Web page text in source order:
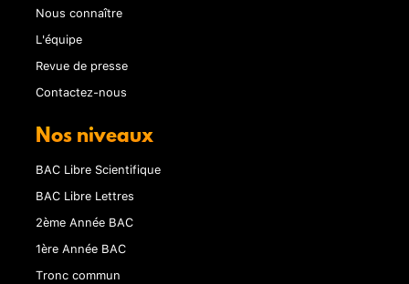
Nous connaître
L'équipe
Revue de presse
Contactez-nous
Nos niveaux
BAC Libre Scientifique
BAC Libre Lettres
2ème Année BAC
1ère Année BAC
Tronc commun